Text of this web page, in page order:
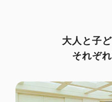
大人と子
それぞ